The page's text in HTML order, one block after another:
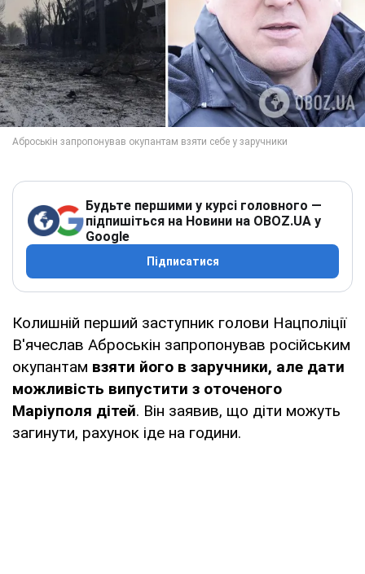
Будьте першими у курсі головного —
підпишіться на Новини на OBOZ.UA у
Google
Підписатися
Колишній перший заступник голови Нацполіції
В'ячеслав Аброськін запропонував російським
окупантам взяти його в заручники, але дати
можливість випустити з оточеного
Маріуполя дітей. Він заявив, що діти можуть
загинути, рахунок іде на години.